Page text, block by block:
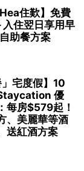
住歎】免費
住翌日享用早
助餐方案
宅度假】10
優
每房$579起！
、美麗華等酒
送紅酒方案